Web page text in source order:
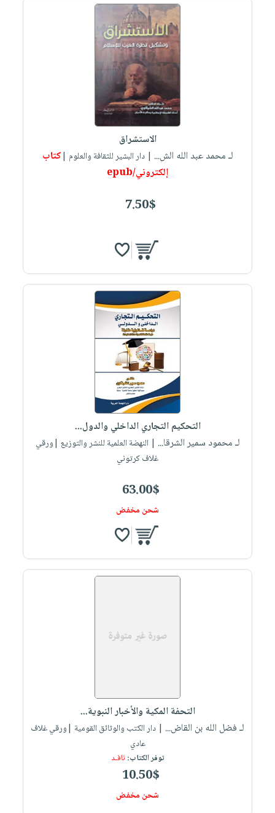
الاستشراق
لـ محمد عبد الله الش... | دار البشير للثقافة والعلوم |كتاب
إلكتروني/epub
7.50$
التحكيم التجاري الداخلي والدول...
لـ محمود سمير الشرقا... | النهضة العلمية للنشر والتوزيع |ورقي
غلاف كرتوني
63.00$
شحن مخفض
التحفة المكية والأخبار النبوية...
لـ فضل الله بن القاض... | دار الكتب والوثائق القومية |ورقي غلاف
عادي
توفر الكتاب: نافـد
10.50$
شحن مخفض